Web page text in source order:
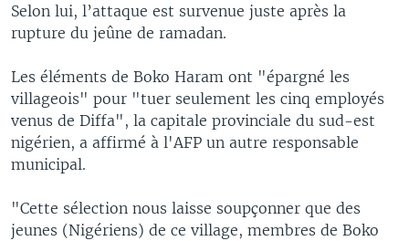
Selon lui, l’attaque est survenue juste après la
rupture du jeûne de ramadan.
Les éléments de Boko Haram ont "épargné les
villageois" pour "tuer seulement les cinq employés
venus de Diffa", la capitale provinciale du sud-est
nigérien, a affirmé à l'AFP un autre responsable
municipal.
"Cette sélection nous laisse soupçonner que des
jeunes (Nigériens) de ce village, membres de Boko